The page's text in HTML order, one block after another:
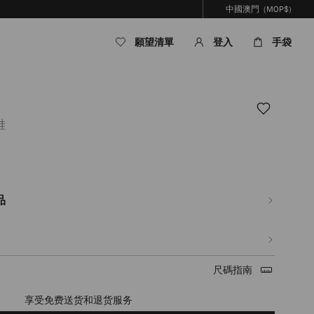
中國澳門 (MOP$)
願望清單 登入 手袋
尺碼指南
享受免费送货和退货服务